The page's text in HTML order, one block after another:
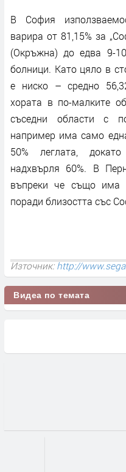
В София
варира от 81,15% за
(Окръжна) до едва 9-
болници. Като цяло в
е ниско – средно
хората в по-малките
съседни области с
например има само
50% леглата,
надхвърля 60%. В
въпреки че също има
поради близостта със
Източник:http://
Видеа по темата